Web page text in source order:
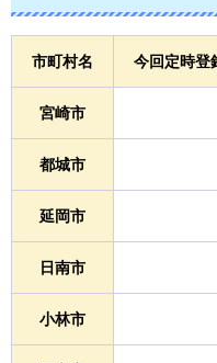
市町村名 今回定時登
宮崎市
都城市
延岡市
日南市
小林市